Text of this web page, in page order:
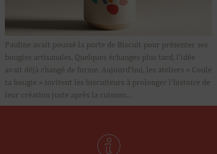
Pauline avait poussé la porte de Biscuit pour présenter ses
bougies artisanales. Quelques échanges plus tard, l’idée
avait déjà changé de forme. Aujourd’hui, les ateliers « Coule
ta bougie » invitent les biscuiteurs à prolonger l’histoire de
leur création juste après la cuisson…